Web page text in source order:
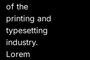
of the
printing and
typesetting
industry.
Lorem